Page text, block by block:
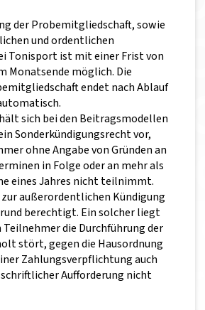
der Probemitgliedschaft, sowie
und ordentlichen
Tonisport ist mit einer Frist von
Monatsende möglich. Die
endet nach Ablauf
sich bei den Beitragsmodellen
Sonderkündigungsrecht vor,
ohne Angabe von Gründen an
in Folge oder an mehr als
eines Jahres nicht teilnimmt.
außerordentlichen Kündigung
berechtigt. Ein solcher liegt
Teilnehmer die Durchführung der
stört, gegen die Hausordnung
Zahlungsverpflichtung auch
Aufforderung nicht